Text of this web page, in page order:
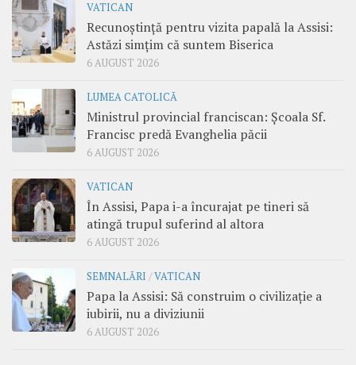
VATICAN
Recunoștință pentru vizita papală la Assisi:
Astăzi simțim că suntem Biserica
6 AUGUST 2026
LUMEA CATOLICĂ
Ministrul provincial franciscan: Școala Sf.
Francisc predă Evanghelia păcii
6 AUGUST 2026
VATICAN
În Assisi, Papa i-a încurajat pe tineri să
atingă trupul suferind al altora
6 AUGUST 2026
SEMNALĂRI /VATICAN
Papa la Assisi: Să construim o civilizație a
iubirii, nu a diviziunii
6 AUGUST 2026